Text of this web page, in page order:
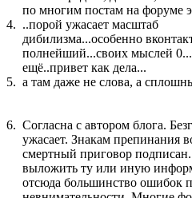
по многим постам на форуме
4. ..порой ужасает масштаб
дибилизма...особенно
полнейший...своих мыслей
ещё..привет как дела...
5. а там даже не слова, а
6. Согласна с автором блога.
ужасает. Знакам препинания
смертный приговор подписан.
выложить ту или иную
отсюда большинство ошибок